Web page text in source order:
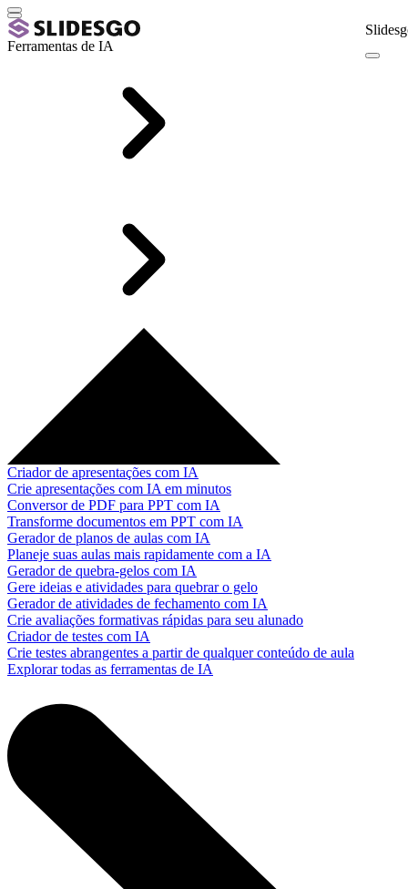
Ferramentas de IA
Criador de apresentações com IA
Crie apresentações com IA em minutos
Conversor de PDF para PPT com IA
Transforme documentos em PPT com IA
Gerador de planos de aulas com IA
Planeje suas aulas mais rapidamente com a IA
Gerador de quebra-gelos com IA
Gere ideias e atividades para quebrar o gelo
Gerador de atividades de fechamento com IA
Crie avaliações formativas rápidas para seu alunado
Criador de testes com IA
Crie testes abrangentes a partir de qualquer conteúdo de aula
Explorar todas as ferramentas de IA